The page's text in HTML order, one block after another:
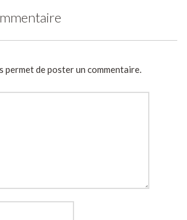
permet de poster un commentaire.